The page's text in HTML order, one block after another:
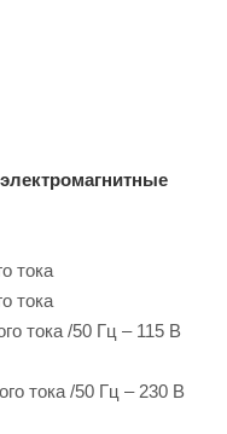
тока
тока
тока /50 Гц – 115 В
тока /50 Гц – 230 В